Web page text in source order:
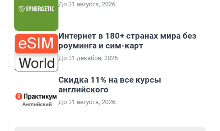
До 31 августа, 2026
Интернет в 180+ странах мира без
роуминга и сим-карт
До 31 декабря, 2026
Скидка 11% на все курсы
английского
До 31 августа, 2026